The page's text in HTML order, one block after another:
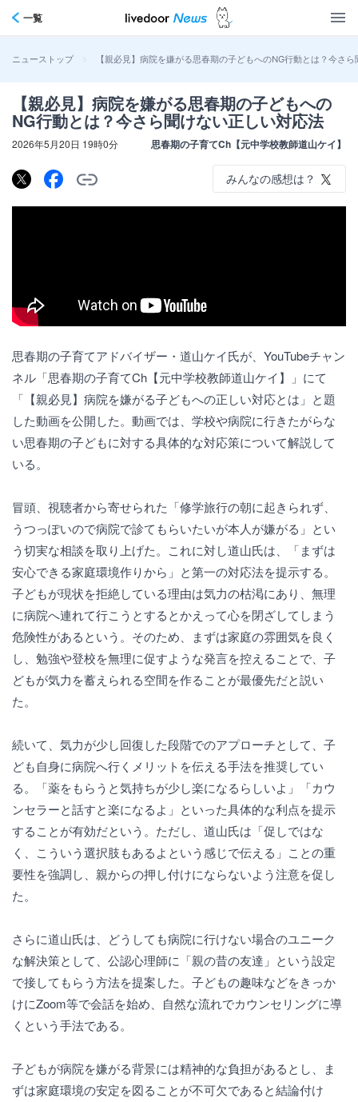
一覧
ニューストップ > 【親必見】病院を嫌がる思春期の子どもへのNG行動とは？今さ
【親必見】病院を嫌がる思春期の子どもへの
NG行動とは？今さら聞けない正しい対応法
2026年5月20日 19時0分 思春期の子育てCh【元中学校教師道山ケイ】
みんなの感想は？
思春期の子育てアドバイザー・道山ケイ氏が、YouTubeチャン
ネル「思春期の子育てCh【元中学校教師道山ケイ】」にて
「【親必見】病院を嫌がる子どもへの正しい対応とは」と題
した動画を公開した。動画では、学校や病院に行きたがらな
い思春期の子どもに対する具体的な対応策について解説して
いる。
冒頭、視聴者から寄せられた「修学旅行の朝に起きられず、
うつっぽいので病院で診てもらいたいが本人が嫌がる」とい
う切実な相談を取り上げた。これに対し道山氏は、「まずは
安心できる家庭環境作りから」と第一の対応法を提示する。
子どもが現状を拒絶している理由は気力の枯渇にあり、無理
に病院へ連れて行こうとするとかえって心を閉ざしてしまう
危険性があるという。そのため、まずは家庭の雰囲気を良く
し、勉強や登校を無理に促すような発言を控えることで、子
どもが気力を蓄えられる空間を作ることが最優先だと説い
た。
続いて、気力が少し回復した段階でのアプローチとして、子
ども自身に病院へ行くメリットを伝える手法を推奨してい
る。「薬をもらうと気持ちが少し楽になるらしいよ」「カウ
ンセラーと話すと楽になるよ」といった具体的な利点を提示
することが有効だという。ただし、道山氏は「促しではな
く、こういう選択肢もあるよという感じで伝える」ことの重
要性を強調し、親からの押し付けにならないよう注意を促し
た。
さらに道山氏は、どうしても病院に行けない場合のユニーク
な解決策として、公認心理師に「親の昔の友達」という設定
で接してもらう方法を提案した。子どもの趣味などをきっか
けにZoom等で会話を始め、自然な流れでカウンセリングに導
くという手法である。
子どもが病院を嫌がる背景には精神的な負担があるとし、ま
ずは家庭環境の安定を図ることが不可欠であると結論付け